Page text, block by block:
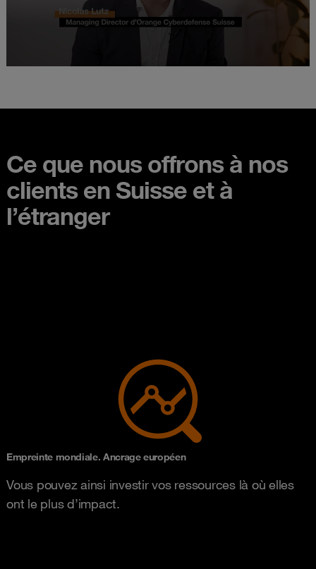
Ce que nous offrons à nos
clients en Suisse et à
l’étranger
Empreinte mondiale. Ancrage européen
Vous pouvez ainsi investir vos ressources là où elles
ont le plus d’impact.